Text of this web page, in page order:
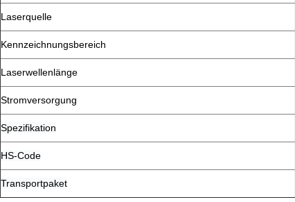
Laserquelle
Kennzeichnungsbereich
Laserwellenlänge
Stromversorgung
Spezifikation
HS-Code
Transportpaket